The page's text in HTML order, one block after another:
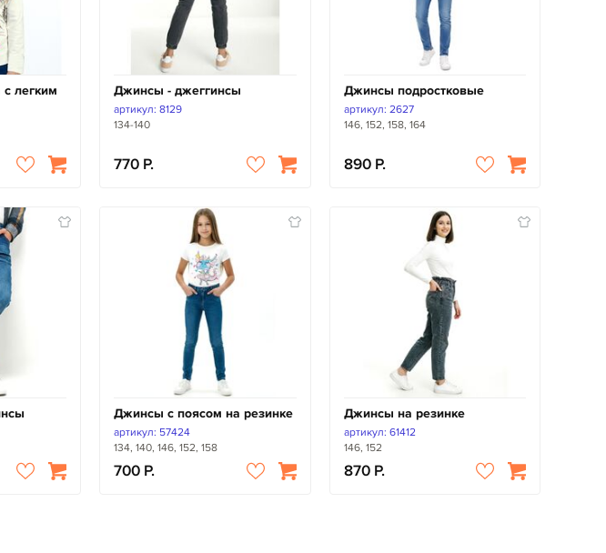
с легким
Джинсы - джеггинсы
артикул: 8129
134-140
770
Джинсы подростковые
артикул: 2627
146, 152, 158, 164
890
Джинсы с поясом на резинке
артикул: 57424
134, 140, 146, 152, 158
700
Джинсы на резинке
артикул: 61412
146, 152
870